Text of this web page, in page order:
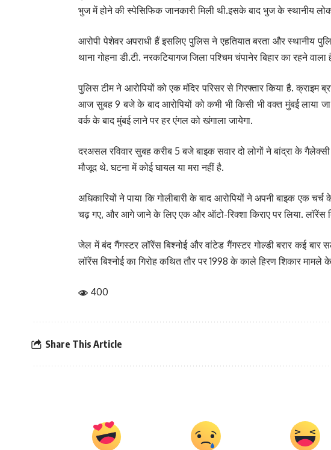
भुज में होने की स्पेसिफिक जानकारी मिली थी.इसके बाद भुज के स्थानीय
आरोपी पेशेवर अपराधी हैं इसलिए पुलिस ने एहतियात बरता और स्थानीय
थाना गोहना डी.टी. नरकटियागज जिला पश्चिम चंपानेर बिहार का रहने
पुलिस टीम ने आरोपियों को एक मंदिर परिसर से गिरफ्तार किया है.
आज सुबह 9 बजे के बाद आरोपियों को कभी भी किसी भी वक्त मुंबई लाया
वर्क के बाद मुंबई लाने पर हर एंगल को खंगाला जायेगा.
दरअसल रविवार सुबह करीब 5 बजे बाइक सवार दो लोगों ने बांद्रा के
मौजूद थे. घटना में कोई घायल या मरा नहीं है.
अधिकारियों ने पाया कि गोलीबारी के बाद आरोपियों ने अपनी बाइक
चढ़ गए, और आगे जाने के लिए एक और ऑटो-रिक्शा किराए पर लिया. लॉरेंस
जेल में बंद गैंगस्टर लॉरेंस बिश्नोई और वांटेड गैंगस्टर गोल्डी बरार कई
लॉरेंस बिश्नोई का गिरोह कथित तौर पर 1998 के काले हिरण शिकार मामले
400
Share This Article